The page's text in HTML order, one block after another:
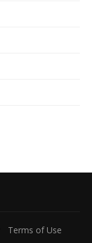
Terms of Use